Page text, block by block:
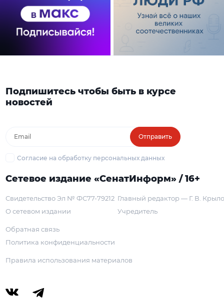
Подпишитесь чтобы быть в курсе
новостей
Отправить
Согласие на обработку персональных данных
Сетевое издание «СенатИнформ» / 16+
Свидетельство Эл № ФС77-79212
О сетевом издании
Главный редактор — Г. В.
Учредитель
Обратная связь
Политика конфиденциальности
Правила использования материалов